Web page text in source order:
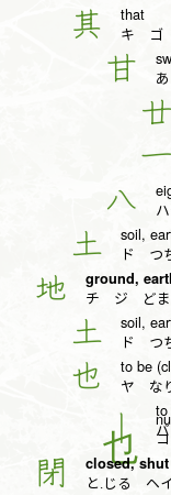
其 that
キ ゴ
甘
廿
一
八
土 soil,
ド つ
地 ground,
チ ジ どま
土 soil,
ド つ
也 to be
ヤ な
to
丨
閉 closed, shut
と.じる ヘ